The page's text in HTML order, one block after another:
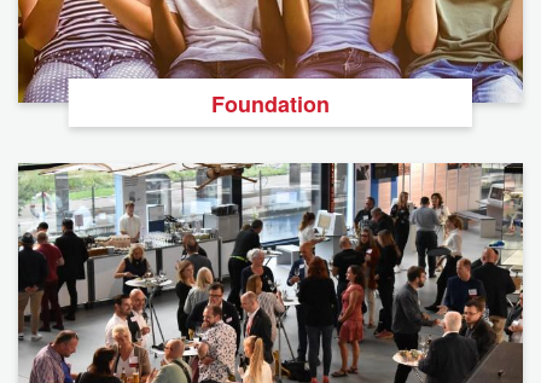
Foundation